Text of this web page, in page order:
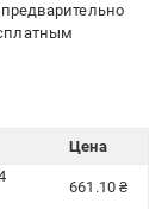
Цена
661.10 ₴